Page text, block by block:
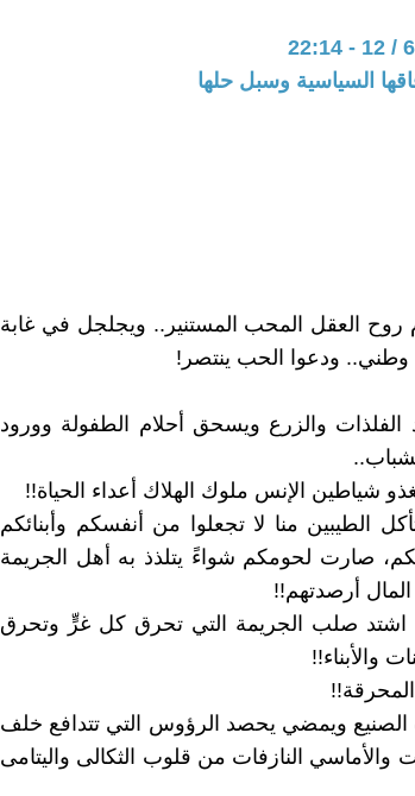
السياسية وسبل حلها
روح العقل المحب المستنير.. ويجلجل في غابة
وطني.. ودعوا الحب ينتصر!
الفلذات والزرع ويسحق أحلام الطفولة وورود
شياطين الإنس ملوك الهلاك أعداء الحياة!!
الطيبين منا لا تجعلوا من أنفسكم وأبنائكم
صارت لحومكم شواءً يتلذذ به أهل الجريمة
أرصدتهم!!
اشتد صلب الجريمة التي تحرق كل غرٍّ وتحرق
والأبناء!!
المحرقة!!
ويمضي يحصد الرؤوس التي تتدافع خلف
والأماسي النازفات من قلوب الثكالى واليتامى